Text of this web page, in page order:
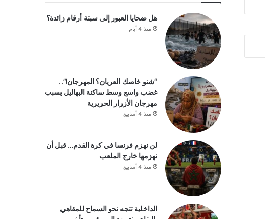
هل ضحايا العبور إلى سبتة أرقام زائدة؟
منذ 4 أيام
“شنو خاصك العريان؟ المهرجان!”..
غضب واسع وسط ساكنة البهاليل بسبب
مهرجان الأزرار الحريرية
منذ 4 أسابيع
لن نهزم فرنسا في كرة القدم… قبل أن
نهزمها خارج الملعب
منذ 4 أسابيع
الداخلية تتجه نحو السماح للمقاهي